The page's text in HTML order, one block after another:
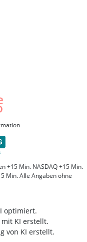
+15 Min. NASDAQ +15 Min.
Min. Alle Angaben ohne
optimiert.
KI erstellt.
von KI erstellt.